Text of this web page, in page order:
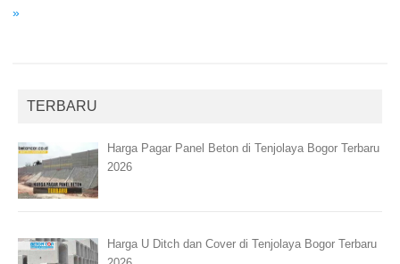
»
TERBARU
Harga Pagar Panel Beton di Tenjolaya Bogor Terbaru
2026
Harga U Ditch dan Cover di Tenjolaya Bogor Terbaru